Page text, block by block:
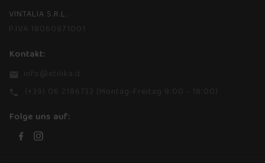
VINTALIA S.R.L.
Kontakt:
Folge uns auf: